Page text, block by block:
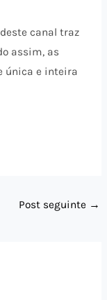
canal traz
assim, as
única e inteira
Post seguinte →